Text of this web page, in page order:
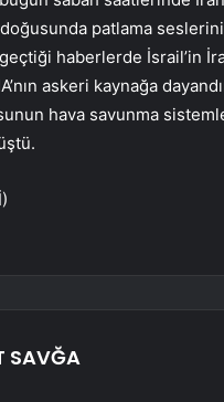
patlama
haberlerde İsrail’in
askeri kaynağa
hava savunma
SAVĞA